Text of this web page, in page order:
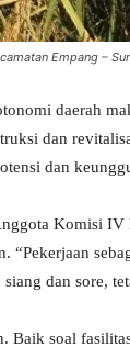
Empang –
daerah
dan
dan
Komisi
dan sore,
soal